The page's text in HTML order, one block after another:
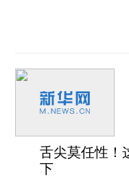
舌尖莫任性！
下